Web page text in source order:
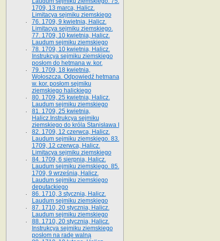
1709, 13 marca, Halicz.
Limitacya sejmiku ziemskiego
76. 1709, 9 kwietnia, Halicz.
Limitacya sejmiku ziemskiego.
77. 1709, 10 kwietnia, Halicz.
Laudum sejmiku ziemskiego
78. 1709, 10 kwietnia, Halicz.
Instrukcya sejmiku ziemskiego
posłom do hetmana w. kor.
79. 1709, 18 kwietnia,
Wołoszcza. Odpowiedź hetmana
w. kor. posłom sejmiku
ziemskiego halickiego
80. 1709, 25 kwietnia, Halicz.
Laudum sejmiku ziemskiego
81. 1709, 25 kwietnia,
Halicz.Instrukcya sejmiku
ziemskiego do króla Stanisława I
82. 1709, 12 czerwca, Halicz.
Laudum sejmiku ziemskiego. 83.
1709, 12 czerwca, Halicz.
Limitacya sejmiku ziemskiego
84. 1709, 6 sierpnia, Halicz.
Laudum sejmiku ziemskiego. 85.
1709, 9 września, Halicz.
Laudum sejmiku ziemskiego
deputackiego
86. 1710, 3 stycznia, Halicz.
Laudum sejmiku ziemskiego
87. 1710, 20 stycznia, Halicz.
Laudum sejmiku ziemskiego
88. 1710, 20 stycznia, Halicz.
Instrukcya sejmiku ziemskiego
posłom na radę walną